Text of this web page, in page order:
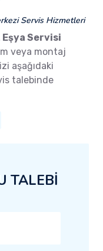
Servis Hizmetleri
Servisi
veya montaj
aşağıdaki
talebinde
TALEBİ